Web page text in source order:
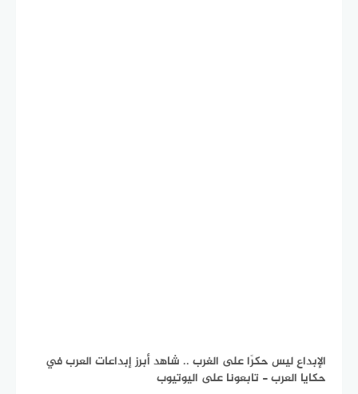
الإبداع ليس حكرًا على الغرب .. شاهد أبرز إبداعات العرب في
حكايا العرب - تابعونا على اليوتيوب